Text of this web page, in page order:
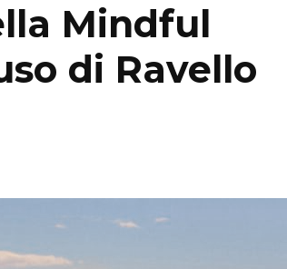
Mindful
di Ravello